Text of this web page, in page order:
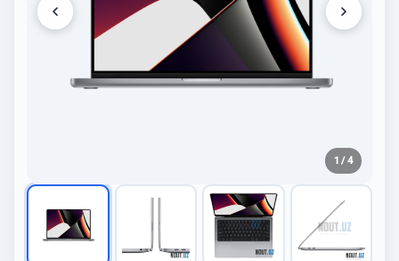
1 / 4